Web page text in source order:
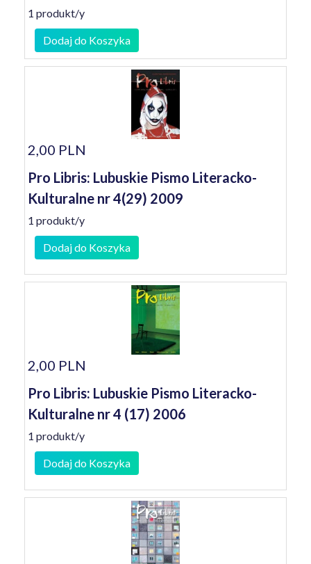
1 produkt/y
Dodaj do Koszyka
2,00 PLN
Pro Libris: Lubuskie Pismo Literacko-
Kulturalne nr 4(29) 2009
1 produkt/y
Dodaj do Koszyka
2,00 PLN
Pro Libris: Lubuskie Pismo Literacko-
Kulturalne nr 4 (17) 2006
1 produkt/y
Dodaj do Koszyka